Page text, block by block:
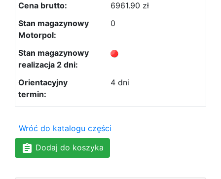
6961.90 zł
0
4 dni
Wróć do katalogu części
Dodaj do koszyka